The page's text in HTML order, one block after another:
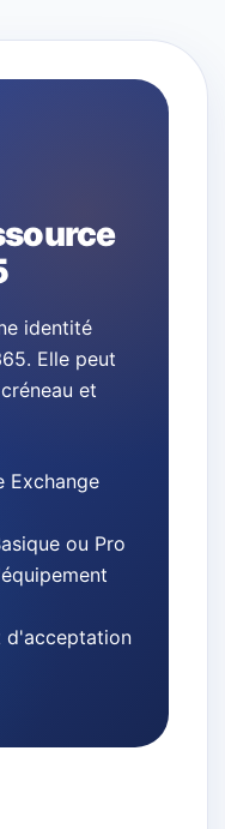
identité
Elle peut
et
Exchange
ou Pro
d'acceptation